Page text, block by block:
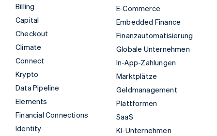
Billing
Capital
Checkout
Climate
Connect
Krypto
Data Pipeline
Elements
Financial Connections
Identity
E-Commerce
Embedded Finance
Finanzautomatisierung
Globale Unternehmen
In-App-Zahlungen
Marktplätze
Geldmanagement
Plattformen
SaaS
KI-Unternehmen